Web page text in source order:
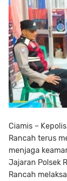
Ciamis –
Rancah terus
menjaga
Jajaran Polsek
Rancah